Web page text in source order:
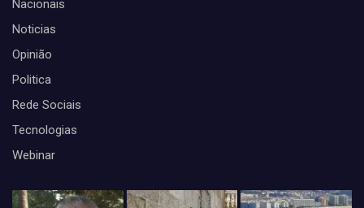
Nacionais
Noticias
Opinião
Politica
Rede Sociais
Tecnologias
Webinar